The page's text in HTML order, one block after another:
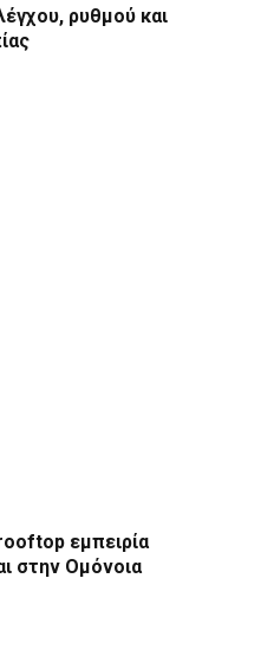
ρυθμού και
εμπειρία
στην Ομόνοια